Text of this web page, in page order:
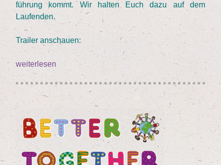
füh­rung kommt. Wir hal­ten Euch dazu auf dem
Laufenden.
Trai­ler anschau­en:
„
„ Club
Euro­
pa”
–
ZDF
Das
klei­
ne
weiterlesen